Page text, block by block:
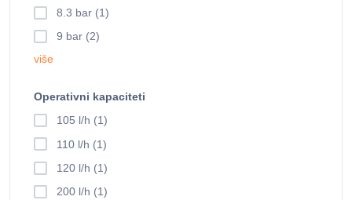
8.3 bar (1)
9 bar (2)
više
Operativni kapaciteti
105 l/h (1)
110 l/h (1)
120 l/h (1)
200 l/h (1)